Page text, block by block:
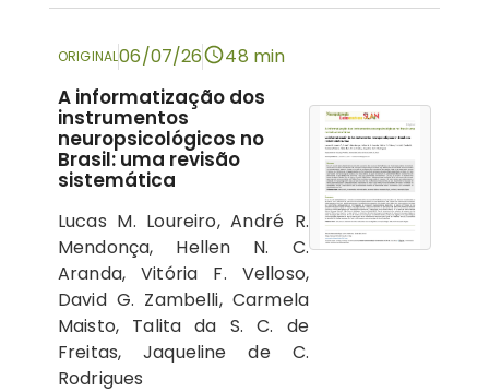
ORIGINAL06/07/26 48 min
A informatização dos
instrumentos
neuropsicológicos no
Brasil: uma revisão
sistemática
Lucas M. Loureiro, André R.
Mendonça, Hellen N. C.
Aranda, Vitória F. Velloso,
David G. Zambelli, Carmela
Maisto, Talita da S. C. de
Freitas, Jaqueline de C.
Rodrigues